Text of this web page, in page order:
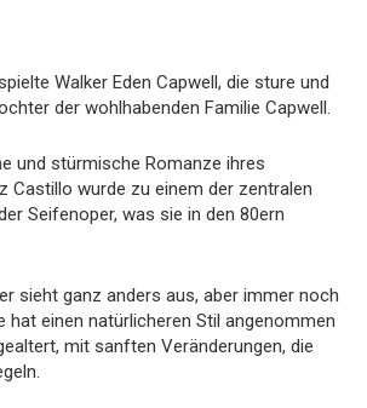
Walker Eden Capwell, die sture und
der wohlhabenden Familie Capwell.
und stürmische Romanze ihres
Castillo wurde zu einem der zentralen
Seifenoper, was sie in den 80ern
sieht ganz anders aus, aber immer noch
hat einen natürlicheren Stil angenommen
mit sanften Veränderungen, die